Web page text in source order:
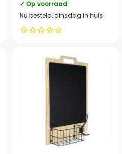
✓ Op voorraad
Nu besteld, dinsdag in huis